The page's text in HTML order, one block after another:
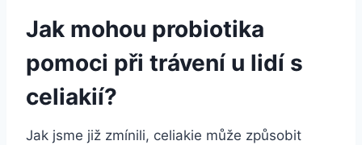
Jak mohou probiotika
pomoci při trávení u lidí s
celiakií?
Jak jsme již zmínili, celiakie může způsobit